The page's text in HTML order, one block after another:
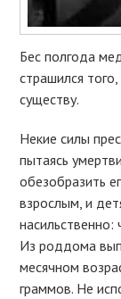
Бес полгода
страшился
существу.
Некие силы
пытаясь
обезобразить
взрослым, и
Из роддома
месячном
граммов. Не